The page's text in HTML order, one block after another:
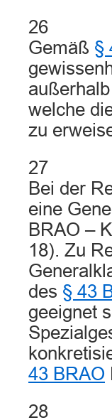
26
Gemäß §
welche
zu
27
Bei der
eine
BRAO –
18). Zu
des § 43
geeignet
43 BRAO
28